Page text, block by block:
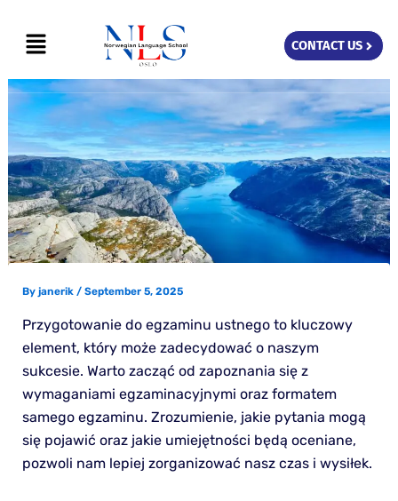
content
Menu CONTACT US
By janerik / September 5, 2025
Przygotowanie do egzaminu ustnego to kluczowy
element, który może zadecydować o naszym
sukcesie. Warto zacząć od zapoznania się z
wymaganiami egzaminacyjnymi oraz formatem
samego egzaminu. Zrozumienie, jakie pytania mogą
się pojawić oraz jakie umiejętności będą oceniane,
pozwoli nam lepiej zorganizować nasz czas i wysiłek.